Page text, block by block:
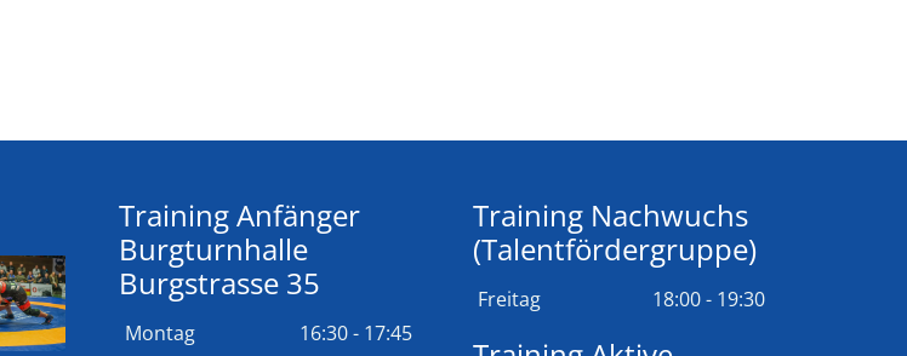
Training Anfänger
Burgturnhalle
Burgstrasse 35
Montag 16:30 - 17:45
Training Nachwuchs
(Talentfördergruppe)
Freitag 18:00 - 19:30